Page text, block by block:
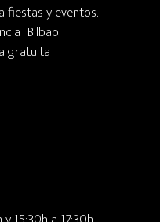
y eventos.
· Bilbao
gratuita